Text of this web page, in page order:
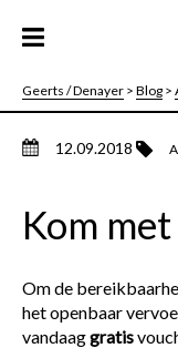
Geerts / Denayer > Blog >
12.09.2018
Kom
Om de
het openbaar
vandaaggratis